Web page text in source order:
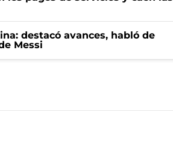
destacó avances, habló de
Messi